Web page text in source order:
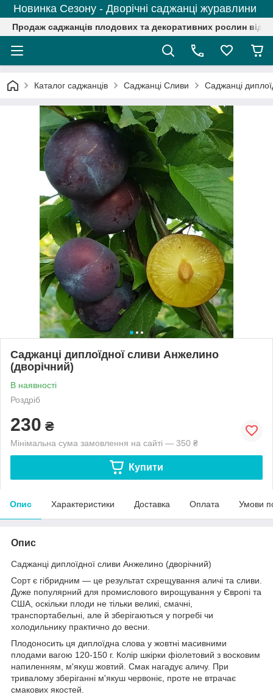
Новинка Сезону - Дворічні саджанці журавлини
Продаж саджанців плодових та декоративних рослин від
Каталог саджанців Саджанці Сливи Саджанці
Саджанці диплоїдної сливи Анжелино
(дворічний)
В наявності
Роздріб
230 ₴
Мінімальна сума замовлення на сайті — 350 ₴
Купити
Опис Характеристики Доставка Оплата Умови
Опис
Саджанці диплоїдної сливи Анжелино (дворічний)
Сорт є гібридним — це результат схрещування аличі та сливи.
Дуже популярний для промислового вирощування у Європі та
США, оскільки плоди не тільки великі, смачні,
транспортабельні, але й зберігаються у погребі чи
холодильнику практично до весни.
Плодоносить ця диплоїдна слова у жовтні масивними
плодами вагою 120-150 г. Колір шкірки фіолетовий з восковим
напиленням, м'якуш жовтий. Смак нагадує аличу. При
тривалому зберіганні м'якуш червоніє, проте не втрачає
смакових якостей.